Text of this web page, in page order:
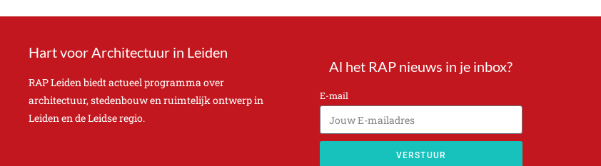
Hart voor Architectuur in Leiden
RAP Leiden biedt actueel programma over
architectuur, stedenbouw en ruimtelijk ontwerp in
Leiden en de Leidse regio.
Al het RAP nieuws in je inbox?
E-mail
VERSTUUR